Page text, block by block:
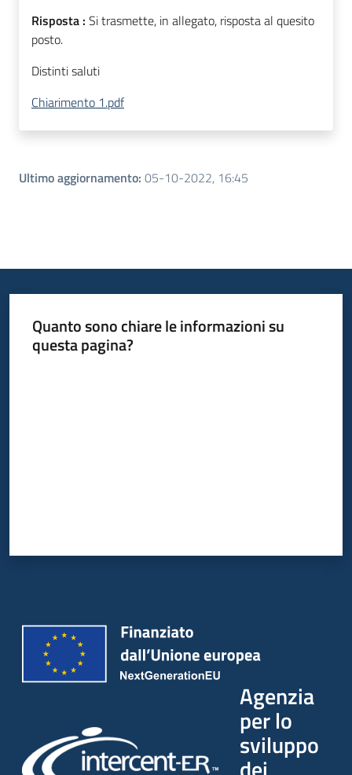
Risposta : Si trasmette, in allegato, risposta al quesito
posto.
Distinti saluti
Chiarimento 1.pdf
Ultimo aggiornamento: 05-10-2022, 16:45
Quanto sono chiare le informazioni su
questa pagina?
Agenzia
per lo
sviluppo